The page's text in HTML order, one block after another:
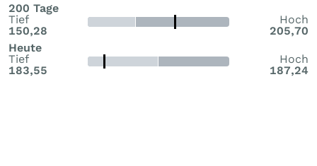
200 Tage
Tief
150,28
Hoch
205,70
Heute
Tief
183,55
Hoch
187,24